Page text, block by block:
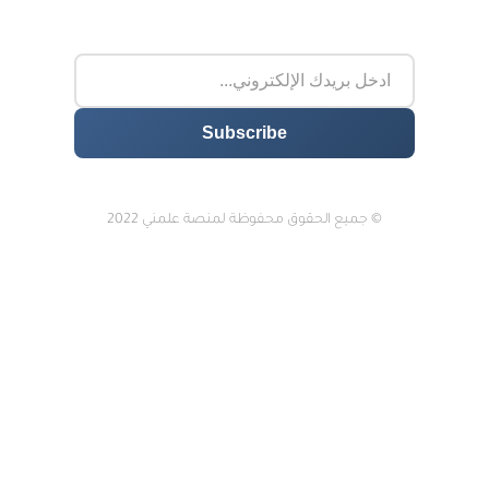
© جميع الحقوق محفوظة لمنصة علمني 2022